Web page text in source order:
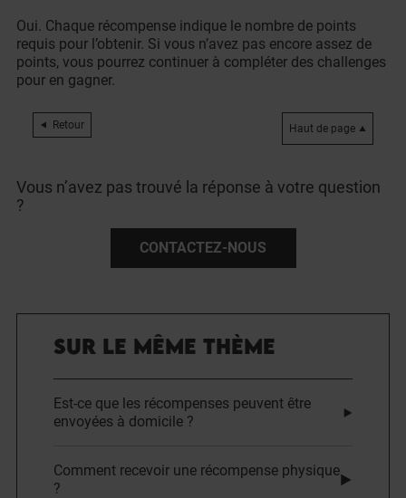
Oui. Chaque récompense indique le nombre de points
requis pour l’obtenir. Si vous n’avez pas encore assez de
points, vous pourrez continuer à compléter des challenges
pour en gagner.
Retour Haut de page
Vous n’avez pas trouvé la réponse à votre question
?
CONTACTEZ-NOUS
SUR LE MÊME THÈME
Est-ce que les récompenses peuvent être
envoyées à domicile ?
Comment recevoir une récompense physique
?